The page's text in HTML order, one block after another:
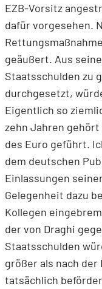
EZB-Vorsitz
dafür vorgesehen.
geäußert. Aus
Staatsschulden zu
durchgesetzt,
Eigentlich so
zehn Jahren
des Euro geführt.
dem deutschen
Einlassungen
Gelegenheit dazu
Kollegen
der von Draghi
Staatsschulden
größer als nach
tatsächlich